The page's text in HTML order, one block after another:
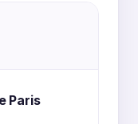
Paris